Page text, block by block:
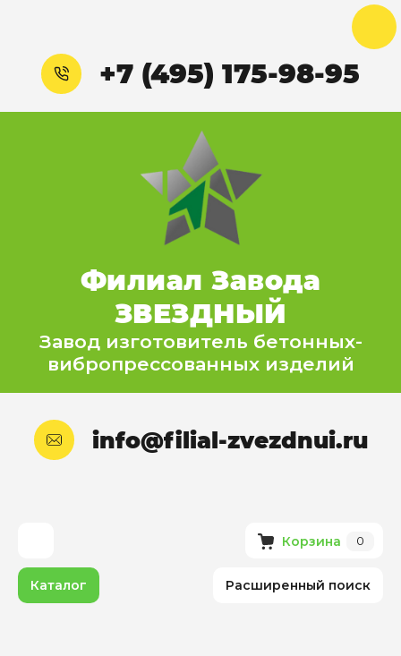
+7 (495) 175-98-95
Филиал Завода
ЗВЕЗДНЫЙ
Завод изготовитель бетонных-
вибропрессованных изделий
info@filial-zvezdnui.ru
Корзина 0
Каталог Расширенный поиск